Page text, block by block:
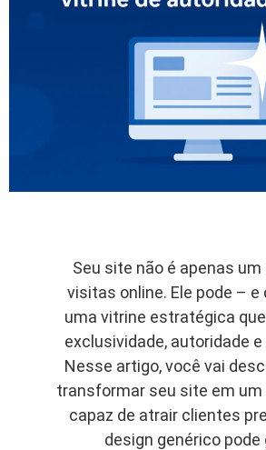
Seu site não é apenas
visitas online. Ele pode – e
uma vitrine estratégica
exclusividade, autoridade
Nesse artigo, você vai
transformar seu site em um
capaz de atrair clientes
design genérico pode